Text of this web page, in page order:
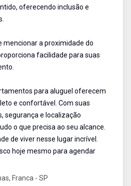
oferecendo inclusão e
mencionar a proximidade do
facilidade para suas
para aluguel oferecem
e confortável. Com suas
segurança e localização
o que precisa ao seu alcance.
de viver nesse lugar incrível.
hoje mesmo para agendar
Franca - SP